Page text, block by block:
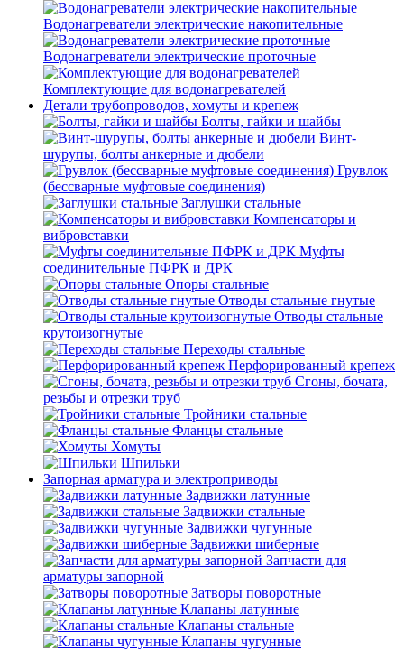
Водонагреватели электрические накопительные
Водонагреватели электрические проточные
Комплектующие для водонагревателей
Детали трубопроводов, хомуты и крепеж
Болты, гайки и шайбы
Винт-
шурупы, болты анкерные и дюбели
Грувлок
(бессварные муфтовые соединения)
Заглушки стальные
Компенсаторы и
вибровставки
Муфты
соединительные ПФРК и ДРК
Опоры стальные
Отводы стальные гнутые
Отводы стальные
крутоизогнутые
Переходы стальные
Перфорированный крепеж
Сгоны, бочата,
резьбы и отрезки труб
Тройники стальные
Фланцы стальные
Хомуты
Шпильки
Запорная арматура и электроприводы
Задвижки латунные
Задвижки стальные
Задвижки чугунные
Задвижки шиберные
Запчасти для
арматуры запорной
Затворы поворотные
Клапаны латунные
Клапаны стальные
Клапаны чугунные